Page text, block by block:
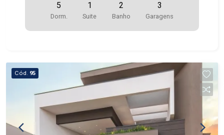
5
Dorm.
1
Suite
2
Banho
3
Garagens
Cód. 95